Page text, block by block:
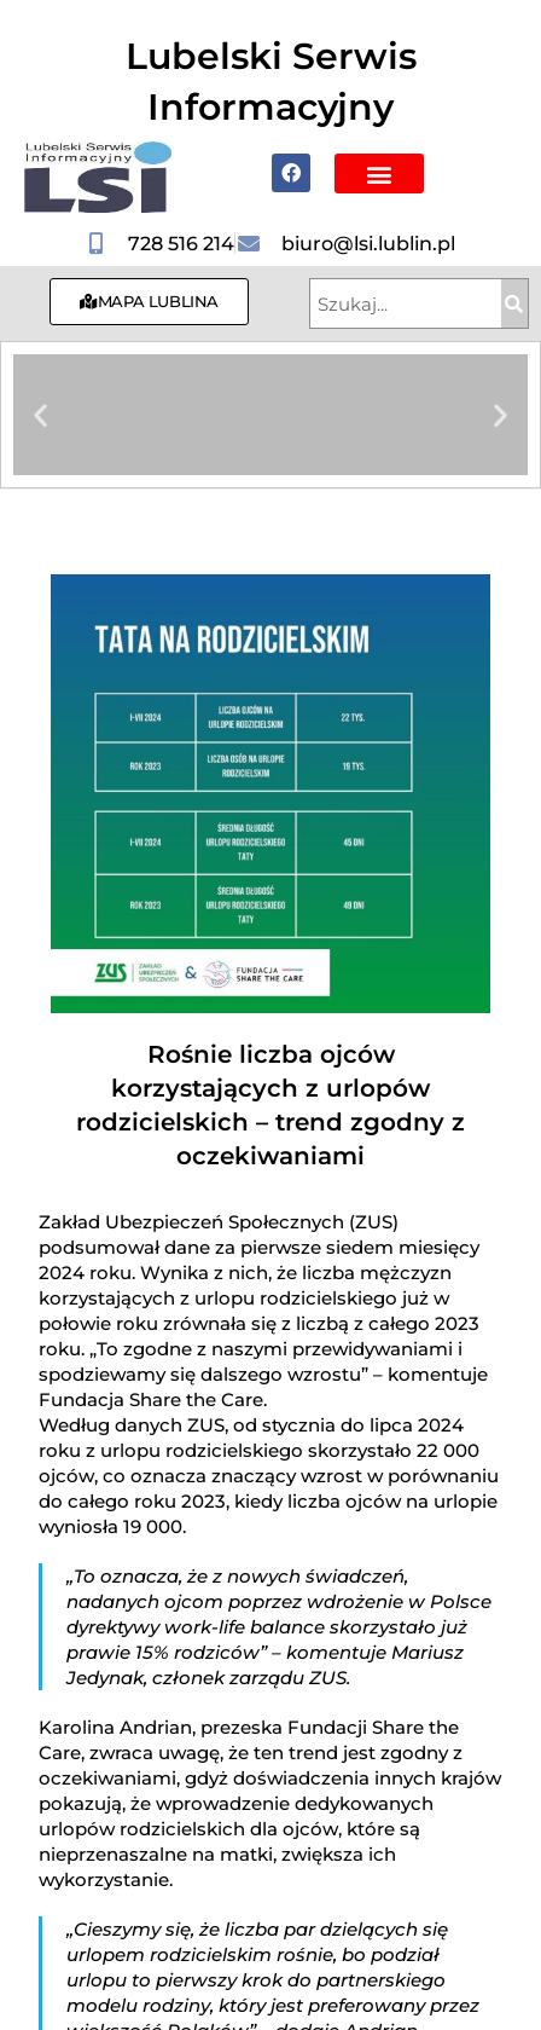
Lubelski Serwis
Informacyjny
728 516 214 biuro@lsi.lublin.pl
MAPA LUBLINA
Rośnie liczba ojców
korzystających z urlopów
rodzicielskich – trend zgodny z
oczekiwaniami
Zakład Ubezpieczeń Społecznych (ZUS)
podsumował dane za pierwsze siedem miesięcy
2024 roku. Wynika z nich, że liczba mężczyzn
korzystających z urlopu rodzicielskiego już w
połowie roku zrównała się z liczbą z całego 2023
roku. „To zgodne z naszymi przewidywaniami i
spodziewamy się dalszego wzrostu” – komentuje
Fundacja Share the Care.
Według danych ZUS, od stycznia do lipca 2024
roku z urlopu rodzicielskiego skorzystało 22 000
ojców, co oznacza znaczący wzrost w porównaniu
do całego roku 2023, kiedy liczba ojców na urlopie
wyniosła 19 000.
„To oznacza, że z nowych świadczeń,
nadanych ojcom poprzez wdrożenie w Polsce
dyrektywy work-life balance skorzystało już
prawie 15% rodziców” – komentuje Mariusz
Jedynak, członek zarządu ZUS.
Karolina Andrian, prezeska Fundacji Share the
Care, zwraca uwagę, że ten trend jest zgodny z
oczekiwaniami, gdyż doświadczenia innych krajów
pokazują, że wprowadzenie dedykowanych
urlopów rodzicielskich dla ojców, które są
nieprzenaszalne na matki, zwiększa ich
wykorzystanie.
„Cieszymy się, że liczba par dzielących się
urlopem rodzicielskim rośnie, bo podział
urlopu to pierwszy krok do partnerskiego
modelu rodziny, który jest preferowany przez